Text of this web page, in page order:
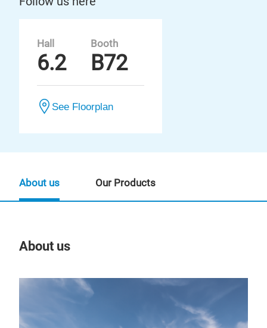
Hall
6.2
Booth
B72
See Floorplan
About us
About us Our Products